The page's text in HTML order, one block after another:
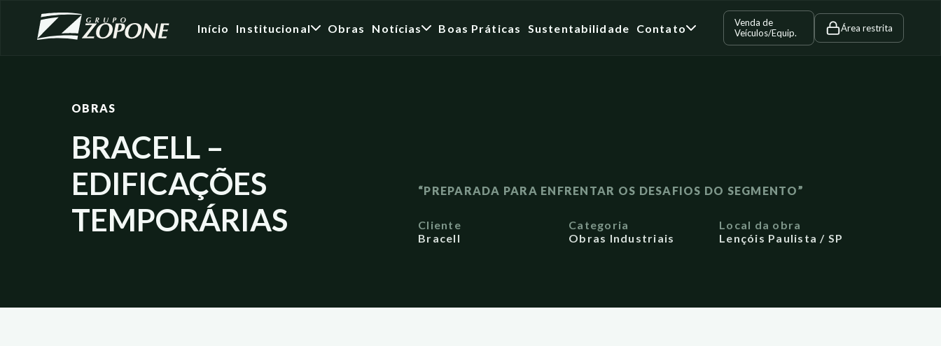
Início Institucional Obras Notícias Boas Práticas Sustentabilidade Contato
Venda de
Veículos/Equip.
Área restrita
OBRAS
BRACELL –
EDIFICAÇÕES
TEMPORÁRIAS
“PREPARADA PARA ENFRENTAR OS DESAFIOS DO SEGMENTO”
Cliente
Bracell
Categoria
Obras Industriais
Local da obra
Lençóis Paulista / SP